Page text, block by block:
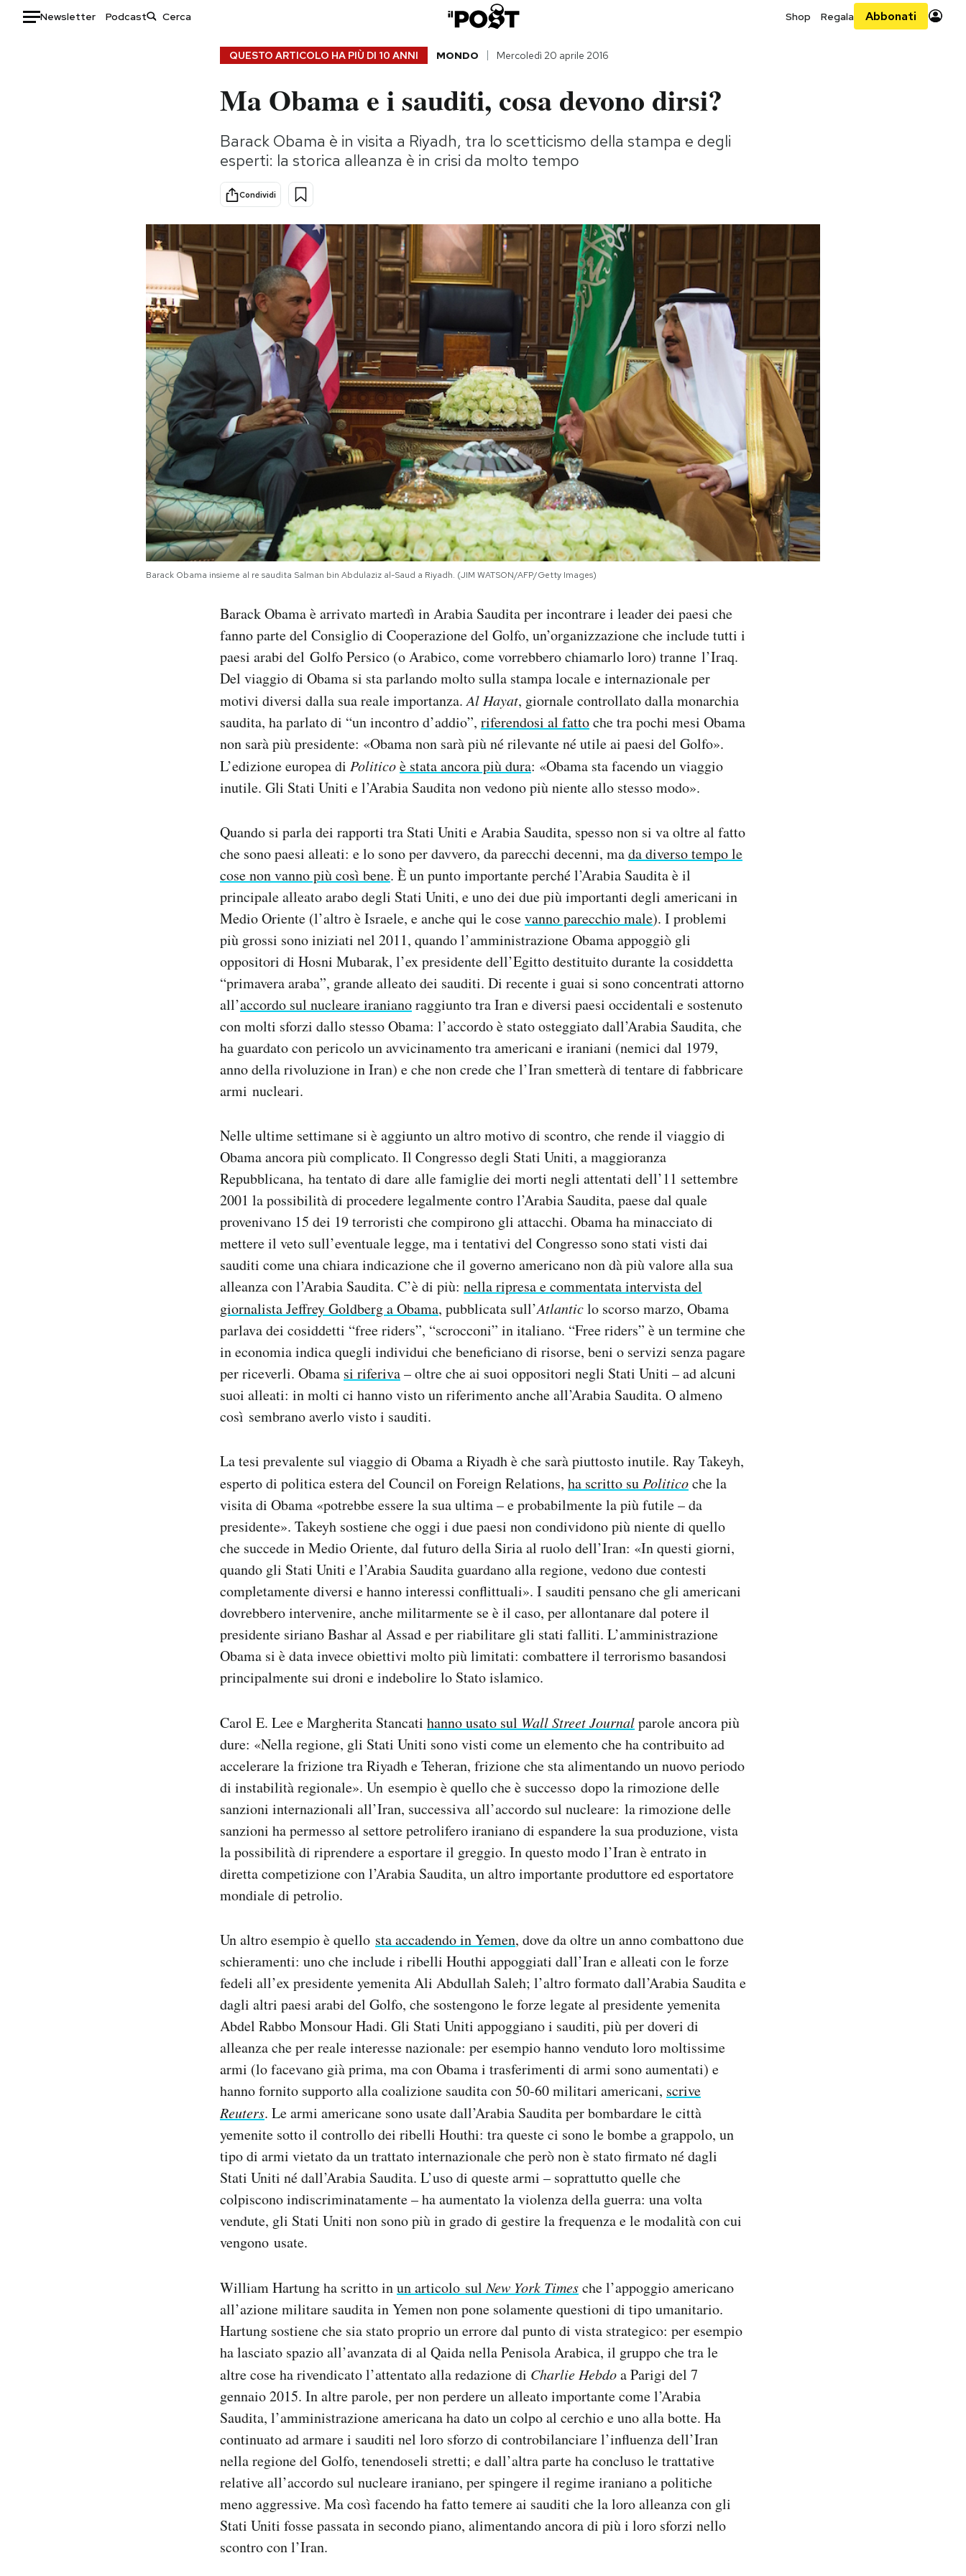
Newsletter Podcast Shop Regala Abbonati
Consumismi
Storie/Idee
Ok Boomer!
Media
Europa
Altrecose
Mondiali calcio 2026
QUESTO ARTICOLO HA PIÙ DI 10 ANNI MONDO Mercoledì 20 aprile 2016
Ma Obama e i sauditi, cosa devono dirsi?
Barack Obama è in visita a Riyadh, tra lo scetticismo della stampa e degli
esperti: la storica alleanza è in crisi da molto tempo
Condividi
Barack Obama insieme al re saudita Salman bin Abdulaziz al-Saud a Riyadh. (JIM WATSON/AFP/Getty Images)
Barack Obama è arrivato martedì in Arabia Saudita per incontrare i leader dei paesi che
fanno parte del Consiglio di Cooperazione del Golfo, un’organizzazione che include tutti i
paesi arabi del Golfo Persico (o Arabico, come vorrebbero chiamarlo loro) tranne l’Iraq.
Del viaggio di Obama si sta parlando molto sulla stampa locale e internazionale per
motivi diversi dalla sua reale importanza.Al Hayat, giornale controllato dalla monarchia
saudita, ha parlato di “un incontro d’addio”, riferendosi al fattoche tra pochi mesi Obama
non sarà più presidente: «Obama non sarà più né rilevante né utile ai paesi del Golfo».
L’edizione europea di Politicoè stata ancora più dura: «Obama sta facendo un viaggio
inutile. Gli Stati Uniti e l’Arabia Saudita non vedono più niente allo stesso modo».
Quando si parla dei rapporti tra Stati Uniti e Arabia Saudita, spesso non si va oltre al fatto
che sono paesi alleati: e lo sono per davvero, da parecchi decenni, mada diverso tempo le
cose non vanno più così bene. È un punto importante perché l’Arabia Saudita è il
principale alleato arabo degli Stati Uniti, e uno dei due più importanti degli americani in
Medio Oriente (l’altro è Israele, e anche qui le cosevanno parecchio male). I problemi
più grossi sono iniziati nel 2011, quando l’amministrazione Obama appoggiò gli
oppositori di Hosni Mubarak, l’ex presidente dell’Egitto destituito durante la cosiddetta
“primavera araba”, grande alleato dei sauditi. Di recente i guai si sono concentrati attorno
all’accordo sul nucleare iranianoraggiunto tra Iran e diversi paesi occidentali e sostenuto
con molti sforzi dallo stesso Obama: l’accordo è stato osteggiato dall’Arabia Saudita, che
ha guardato con pericolo un avvicinamento tra americani e iraniani (nemici dal 1979,
anno della rivoluzione in Iran) e che non crede che l’Iran smetterà di tentare di fabbricare
armi nucleari.
Nelle ultime settimane si è aggiunto un altro motivo di scontro, che rende il viaggio di
Obama ancora più complicato. Il Congresso degli Stati Uniti, a maggioranza
Repubblicana, ha tentato di dare alle famiglie dei morti negli attentati dell’11 settembre
2001 la possibilità di procedere legalmente contro l’Arabia Saudita, paese dal quale
provenivano 15 dei 19 terroristi che compirono gli attacchi. Obama ha minacciato di
mettere il veto sull’eventuale legge, ma i tentativi del Congresso sono stati visti dai
sauditi come una chiara indicazione che il governo americano non dà più valore alla sua
alleanza con l’Arabia Saudita. C’è di più: nella ripresa e commentata intervista del
giornalista Jeffrey Goldberg a Obama, pubblicata sull’Atlanticlo scorso marzo, Obama
parlava dei cosiddetti “free riders”, “scrocconi” in italiano. “Free riders” è un termine che
in economia indica quegli individui che beneficiano di risorse, beni o servizi senza pagare
per riceverli. Obama si riferiva– oltre che ai suoi oppositori negli Stati Uniti – ad alcuni
suoi alleati: in molti ci hanno visto un riferimento anche all’Arabia Saudita. O almeno
così sembrano averlo visto i sauditi.
La tesi prevalente sul viaggio di Obama a Riyadh è che sarà piuttosto inutile. Ray Takeyh,
esperto di politica estera del Council on Foreign Relations, ha scritto suPoliticoche la
visita di Obama «potrebbe essere la sua ultima – e probabilmente la più futile – da
presidente». Takeyh sostiene che oggi i due paesi non condividono più niente di quello
che succede in Medio Oriente, dal futuro della Siria al ruolo dell’Iran: «In questi giorni,
quando gli Stati Uniti e l’Arabia Saudita guardano alla regione, vedono due contesti
completamente diversi e hanno interessi conflittuali». I sauditi pensano che gli americani
dovrebbero intervenire, anche militarmente se è il caso, per allontanare dal potere il
presidente siriano Bashar al Assad e per riabilitare gli stati falliti. L’amministrazione
Obama si è data invece obiettivi molto più limitati: combattere il terrorismo basandosi
principalmente sui droni e indebolire lo Stato islamico.
Carol E. Lee e Margherita Stancati hanno usato sul Wall Street Journalparole ancora più
dure: «Nella regione, gli Stati Uniti sono visti come un elemento che ha contribuito ad
accelerare la frizione tra Riyadh e Teheran, frizione che sta alimentando un nuovo periodo
di instabilità regionale». Un esempio è quello che è successo dopo la rimozione delle
sanzioni internazionali all’Iran, successiva all’accordo sul nucleare: la rimozione delle
sanzioni ha permesso al settore petrolifero iraniano di espandere la sua produzione, vista
la possibilità di riprendere a esportare il greggio. In questo modo l’Iran è entrato in
diretta competizione con l’Arabia Saudita, un altro importante produttore ed esportatore
mondiale di petrolio.
Un altro esempio è quello sta accadendo in Yemen, dove da oltre un anno combattono due
schieramenti: uno che include i ribelli Houthi appoggiati dall’Iran e alleati con le forze
fedeli all’ex presidente yemenita Ali Abdullah Saleh; l’altro formato dall’Arabia Saudita e
dagli altri paesi arabi del Golfo, che sostengono le forze legate al presidente yemenita
Abdel Rabbo Monsour Hadi. Gli Stati Uniti appoggiano i sauditi, più per doveri di
alleanza che per reale interesse nazionale: per esempio hanno venduto loro moltissime
armi (lo facevano già prima, ma con Obama i trasferimenti di armi sono aumentati) e
hanno fornito supporto alla coalizione saudita con 50-60 militari americani, scrive
Reuters. Le armi americane sono usate dall’Arabia Saudita per bombardare le città
yemenite sotto il controllo dei ribelli Houthi: tra queste ci sono le bombe a grappolo, un
tipo di armi vietato da un trattato internazionale che però non è stato firmato né dagli
Stati Uniti né dall’Arabia Saudita. L’uso di queste armi – soprattutto quelle che
colpiscono indiscriminatamente – ha aumentato la violenza della guerra: una volta
vendute, gli Stati Uniti non sono più in grado di gestire la frequenza e le modalità con cui
vengono usate.
William Hartung ha scritto inun articolo sulNew York Timesche l’appoggio americano
all’azione militare saudita in Yemen non pone solamente questioni di tipo umanitario.
Hartung sostiene che sia stato proprio un errore dal punto di vista strategico: per esempio
ha lasciato spazio all’avanzata di al Qaida nella Penisola Arabica, il gruppo che tra le
altre cose ha rivendicato l’attentato alla redazione di Charlie Hebdoa Parigi del 7
gennaio 2015. In altre parole, per non perdere un alleato importante come l’Arabia
Saudita, l’amministrazione americana ha dato un colpo al cerchio e uno alla botte. Ha
continuato ad armare i sauditi nel loro sforzo di controbilanciare l’influenza dell’Iran
nella regione del Golfo, tenendoseli stretti; e dall’altra parte ha concluso le trattative
relative all’accordo sul nucleare iraniano, per spingere il regime iraniano a politiche
meno aggressive. Ma così facendo ha fatto temere ai sauditi che la loro alleanza con gli
Stati Uniti fosse passata in secondo piano, alimentando ancora di più i loro sforzi nello
scontro con l’Iran.